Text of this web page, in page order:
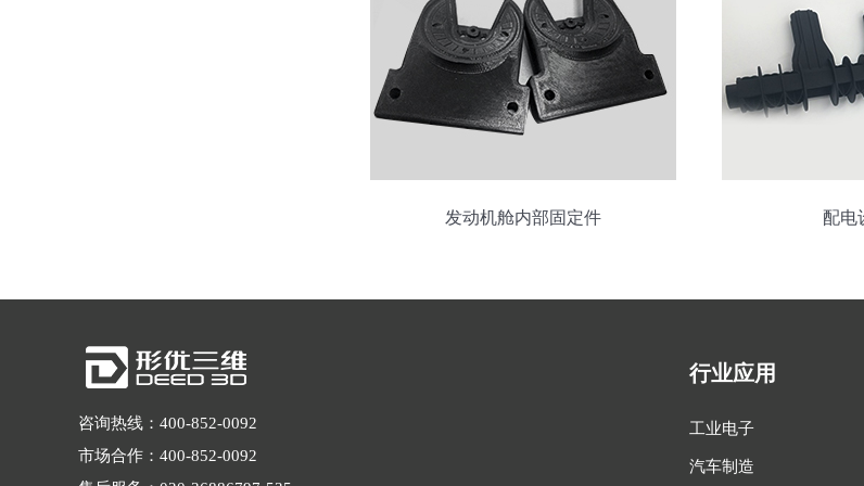
发动机舱内部固定件 配电
咨询热线：400-852-0092
市场合作：400-852-0092
行业应用
工业电子
汽车制造